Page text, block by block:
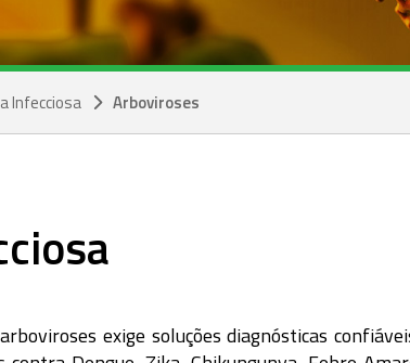
Infecciosa Arboviroses
exige soluções diagnósticas